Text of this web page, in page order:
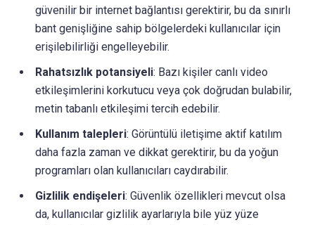
güvenilir bir internet bağlantısı gerektirir, bu da sınırlı
bant genişliğine sahip bölgelerdeki kullanıcılar için
erişilebilirliği engelleyebilir.
Rahatsızlık potansiyeli: Bazı kişiler canlı video
etkileşimlerini korkutucu veya çok doğrudan bulabilir,
metin tabanlı etkileşimi tercih edebilir.
Kullanım talepleri: Görüntülü iletişime aktif katılım
daha fazla zaman ve dikkat gerektirir, bu da yoğun
programları olan kullanıcıları caydırabilir.
Gizlilik endişeleri: Güvenlik özellikleri mevcut olsa
da, kullanıcılar gizlilik ayarlarıyla bile yüz yüze